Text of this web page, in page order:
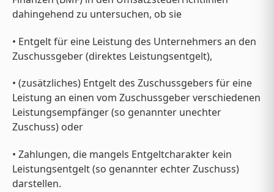
dahingehend zu untersuchen, ob sie
• Entgelt für eine Leistung des Unternehmers an den
Zuschussgeber (direktes Leistungsentgelt),
• (zusätzliches) Entgelt des Zuschussgebers für eine
Leistung an einen vom Zuschussgeber verschiedenen
Leistungsempfänger (so genannter unechter
Zuschuss) oder
• Zahlungen, die mangels Entgeltcharakter kein
Leistungsentgelt (so genannter echter Zuschuss)
darstellen.